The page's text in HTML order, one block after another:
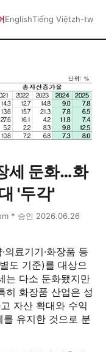
EnglishTiếng Việtzh-tw
세 둔화…화
'두각'
* 승인 2026.06.26
료기기·화장품 등
도 기준)를 대상으
는 다소 둔화됐지만
히 화장품 산업은 성
자산 확대와 수익
유지한 것으로 분